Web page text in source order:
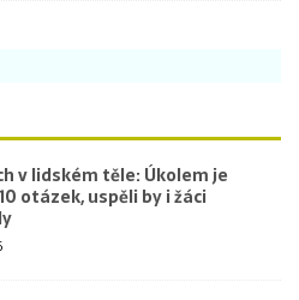
v lidském těle: Úkolem je
otázek, uspěli by i žáci